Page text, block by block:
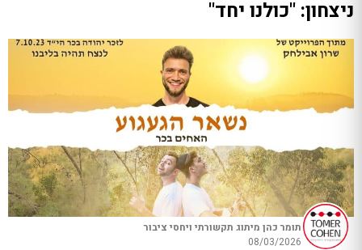
ניצחון: "כולנו יחד"
תומר כהן מיתוג תקשורתי ויחסי ציבור
08/03/2026